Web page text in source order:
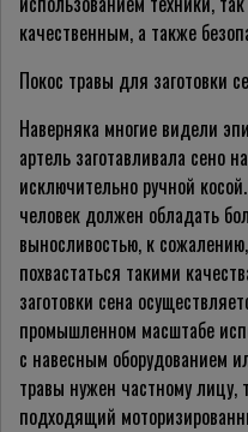
качественным, а также
Покос травы для заготовки
Наверняка многие видели
артель заготавливала сено
исключительно ручной
человек должен обладать
выносливостью, к
похвастаться такими
заготовки сена
промышленном масштабе
с навесным оборудованием
травы нужен частному лицу,
подходящий